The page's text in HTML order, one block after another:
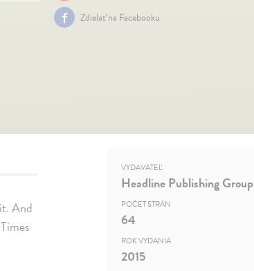
Zdielať na Facebooku
And
VYDAVATEĽ
Headline Publishing Group
POČET STRÁN
64
ROK VYDANIA
2015